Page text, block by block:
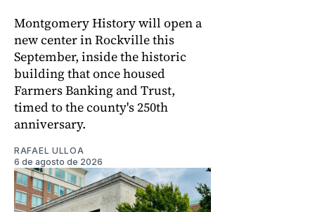
Montgomery History will open a
new center in Rockville this
September, inside the historic
building that once housed
Farmers Banking and Trust,
timed to the county's 250th
anniversary.
RAFAEL ULLOA
6 de agosto de 2026